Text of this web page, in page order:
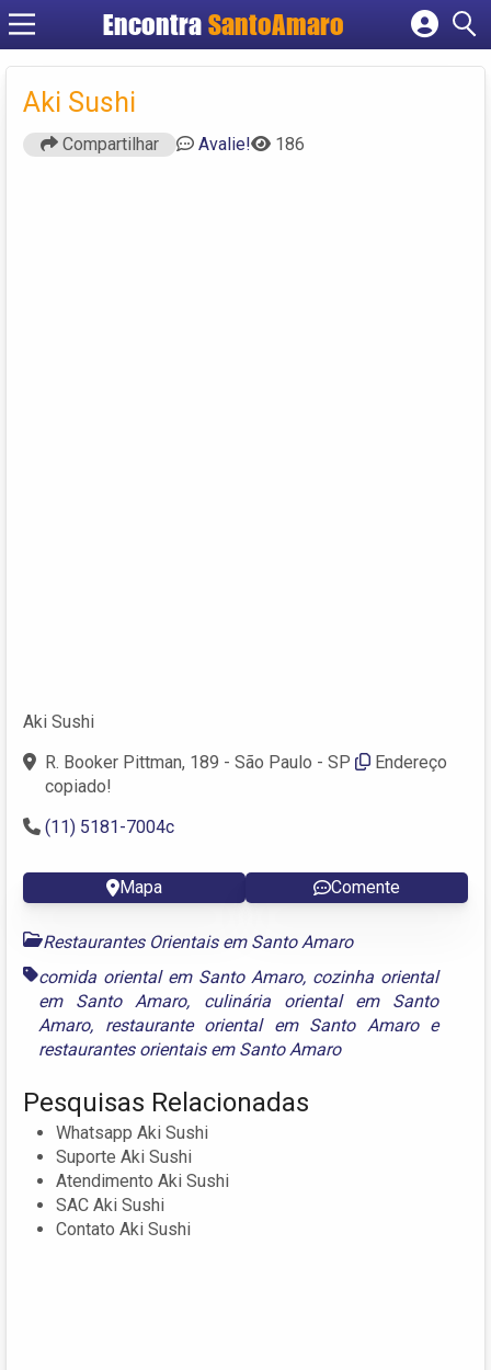
Encontra SantoAmaro
Cadastrar empresa
Aki Sushi
Compartilhar Avalie! 186
Aki Sushi
R. Booker Pittman, 189 - São Paulo - SP
Endereço
copiado!
(11) 5181-7004c
Mapa Comente
Restaurantes Orientais em Santo Amaro
comida oriental em Santo Amaro, cozinha oriental
em Santo Amaro, culinária oriental em Santo
Amaro, restaurante oriental em Santo Amaroe
restaurantes orientais em Santo Amaro
Pesquisas Relacionadas
Whatsapp Aki Sushi
Suporte Aki Sushi
Atendimento Aki Sushi
SAC Aki Sushi
Contato Aki Sushi